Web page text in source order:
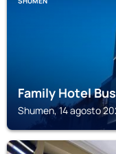
Family Hotel
Shumen, 14 agosto